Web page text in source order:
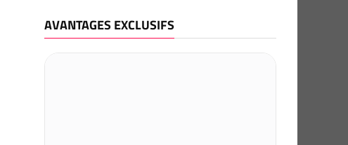
AVANTAGES EXCLUSIFS